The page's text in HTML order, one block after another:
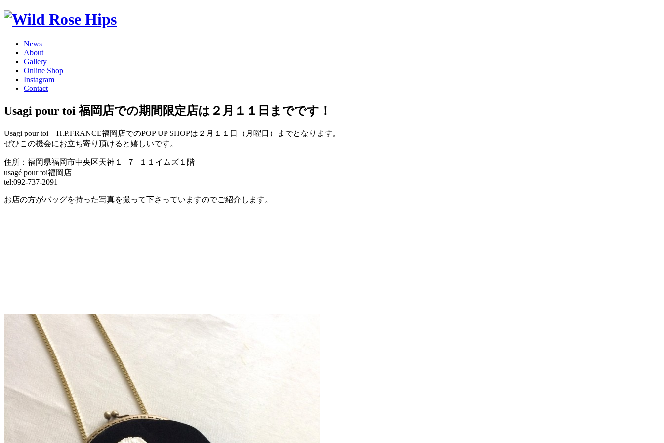
News
About
Gallery
Online Shop
Instagram
Contact
Usagi pour toi 福岡店での期間限定店は２月１１日までです！
Usagi pour toi H.P.FRANCE福岡店でのPOP UP SHOPは２月１１日（月曜日）までとなります。
ぜひこの機会にお立ち寄り頂けると嬉しいです。
住所：福岡県福岡市中央区天神１−７−１１イムズ１階
usagé pour toi福岡店
tel:092-737-2091
お店の方がバッグを持った写真を撮って下さっていますのでご紹介します。